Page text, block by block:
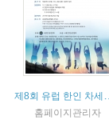
홈페이지관리자